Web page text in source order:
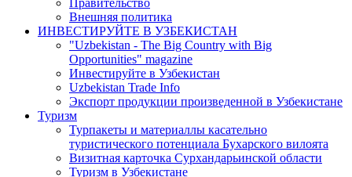
Правительство
Внешняя политика
ИНВЕСТИРУЙТЕ В УЗБЕКИСТАН
"Uzbekistan - The Big Country with Big
Opportunities" magazine
Инвестируйте в Узбекистан
Uzbekistan Trade Info
Экспорт продукции произведенной в Узбекистане
Туризм
Турпакеты и материаллы касательно
туристического потенциала Бухарского вилоята
Визитная карточка Сурхандарьинской области
Туризм в Узбекистане